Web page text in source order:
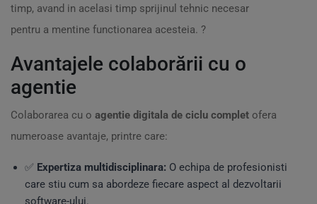
timp, avand in acelasi timp sprijinul tehnic necesar
pentru a mentine functionarea acesteia. ?
Avantajele colaborării cu o
agentie
Colaborarea cu o agentie digitala de ciclu complet ofera
numeroase avantaje, printre care:
✅ Expertiza multidisciplinara: O echipa de profesionisti
care stiu cum sa abordeze fiecare aspect al dezvoltarii
software-ului.